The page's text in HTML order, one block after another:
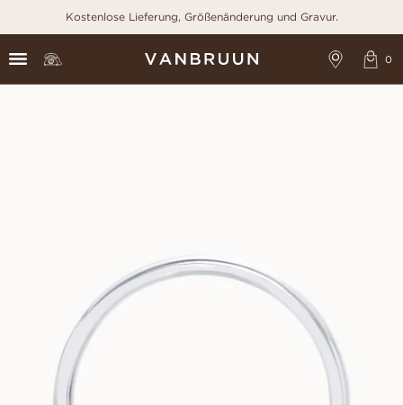
Kostenlose Lieferung, Größenänderung und Gravur.